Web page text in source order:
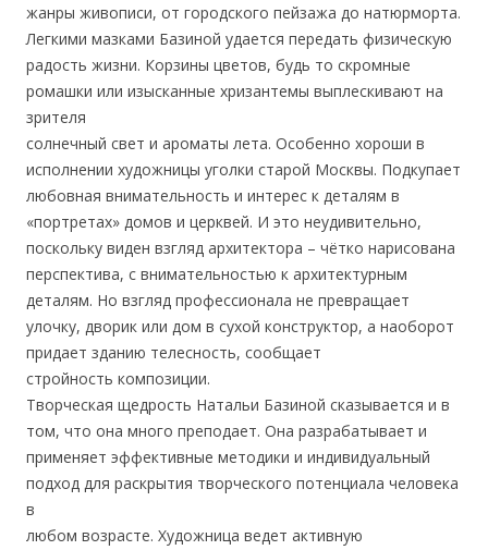
жанры живописи, от городского пейзажа до натюрморта.
Легкими мазками Базиной удается передать физическую
радость жизни. Корзины цветов, будь то скромные
ромашки или изысканные хризантемы выплескивают на
зрителя
солнечный свет и ароматы лета. Особенно хороши в
исполнении художницы уголки старой Москвы. Подкупает
любовная внимательность и интерес к деталям в
«портретах» домов и церквей. И это неудивительно,
поскольку виден взгляд архитектора – чётко нарисована
перспектива, с внимательностью к архитектурным
деталям. Но взгляд профессионала не превращает
улочку, дворик или дом в сухой конструктор, а наоборот
придает зданию телесность, сообщает
стройность композиции.
Творческая щедрость Натальи Базиной сказывается и в
том, что она много преподает. Она разрабатывает и
применяет эффективные методики и индивидуальный
подход для раскрытия творческого потенциала человека
в
любом возрасте. Художница ведет активную